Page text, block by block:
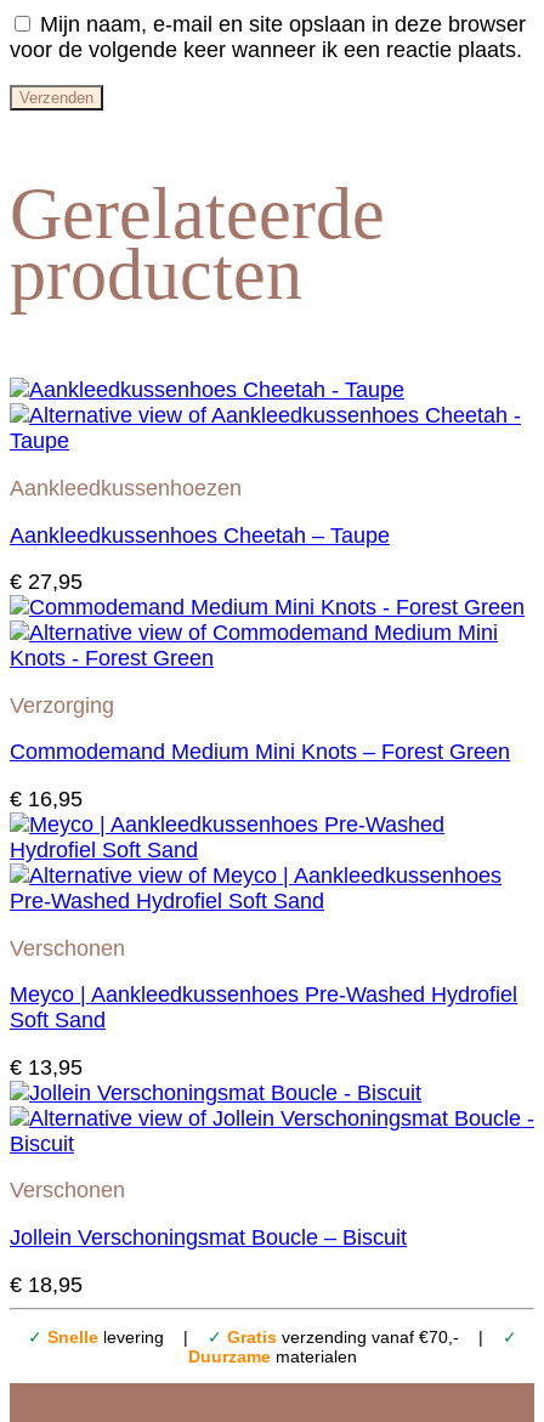
Mijn naam, e-mail en site opslaan in deze browser
voor de volgende keer wanneer ik een reactie plaats.
Gerelateerde
producten
Aankleedkussenhoezen
Aankleedkussenhoes Cheetah – Taupe
€ 27,95
Verzorging
Commodemand Medium Mini Knots – Forest Green
€ 16,95
Verschonen
Meyco | Aankleedkussenhoes Pre-Washed Hydrofiel
Soft Sand
€ 13,95
Verschonen
Jollein Verschoningsmat Boucle – Biscuit
€ 18,95
✓ Snellelevering | ✓ Gratisverzending vanaf €70,- |
✓
Duurzamematerialen